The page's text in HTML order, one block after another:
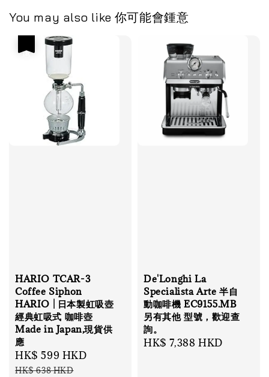
You may also like 你可能會鍾意
HARIO TCAR-3
Coffee Siphon
HARIO | 日本製虹吸壺
經典虹吸式 咖啡壺
Made in Japan,現貨供
應
Sale
price
HK$ 599 HKD
HK$ 638 HKD
De'Longhi La
Specialista Arte 半自
動咖啡機 EC9155.MB
另有其他 型號，歡迎查
詢。
Regular
HK$ 7,388 HKD